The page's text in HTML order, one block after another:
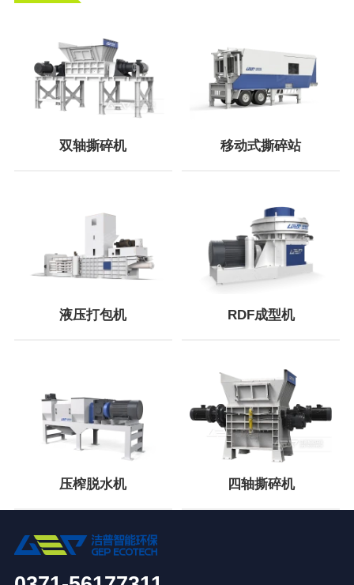
双轴撕碎机 移动式撕碎站
液压打包机 RDF成型机
压榨脱水机 四轴撕碎机